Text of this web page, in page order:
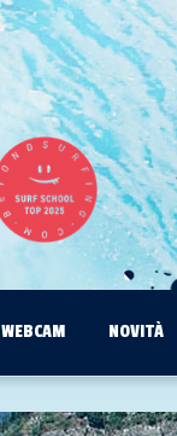
WEBCAM NOVITÀ